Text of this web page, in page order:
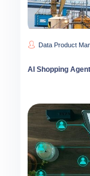
Data Product
AI Shopping